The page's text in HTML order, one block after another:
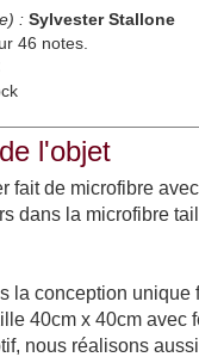
: Sylvester Stallone
46 notes.
l'objet
fait de microfibre
dans la microfibre
la conception unique
40cm x 40cm avec
nous réalisons